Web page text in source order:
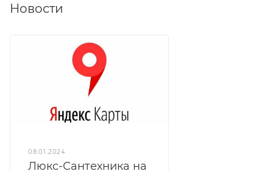
Новости
08.01.2024
Люкс-Сантехника на